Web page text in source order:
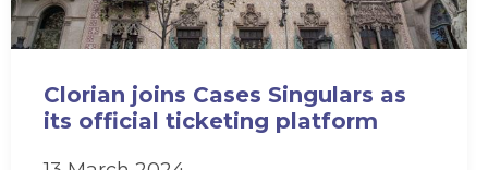
Clorian joins Cases Singulars as
its official ticketing platform